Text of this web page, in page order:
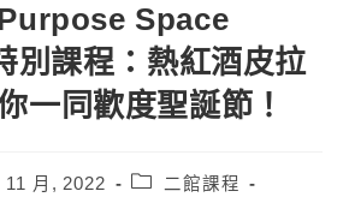
Purpose Space
別課程：熱紅酒皮拉
一同歡度聖誕節！
11 月, 2022
二館課程